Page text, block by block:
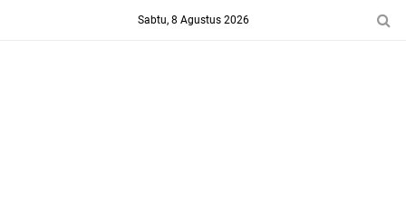
Sabtu, 8 Agustus 2026